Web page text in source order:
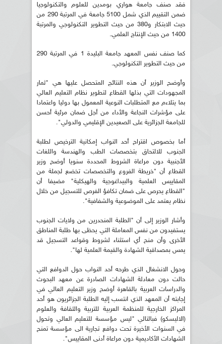
فقد صنف جامعة هواري بومدين للعلوم والتكنولوجيا
ضمن التقييم الذي شمل 5100 جامعة في المرتبة 290 من
حيث الابتكار و380 من حيث التطوير التكنولوجي والمرتبة
1400 من حيث الإنتاج العلمي.
كما صنف نفس المعهد جامعة البليدة 1 في المرتبة 290
من حيث التطوير التكنولوجي.
وأوضح الوزير أن هذه النتائج المتحصل عليها هي "ثمار
المجهودات التي بذلها القطاع لتطوير نظام التعليم العالي
بما يتلاءم مع المتطلبات النوعية المعمول بها دوليا واعتمادا
على مؤشرات النجاعة والأداء من أجل ضمان مرئية أحسن
للجامعة الجزائرية على الصعيدين الإقليمي والدولي".
أما بخصوص اقتراح أحد النواب إمكانية الترخيص لطلبة
الجنوب للالتحاق بتخصصات الطب والهندسة واللغات
الأجنبية دون مراعاة الشروط المحددة سنويا أوضح وزير
القطاع أن "خريطة الفروع والتخصصات تخضع لجملة من
المقاييس العلمية والبيداغوجية والهيكلية" مضيفا أن
"القطاع يحرص على ضمان تكافؤ الفرص للتسجيل من خلال
نظام يعتمد على الموضوعية والشفافية".
وأشار الوزير إلى أن "الطلبة المنحدرين من ولايات الجنوب
يستفيدون من نفس المعاملة التي يحظى بها طلبة المناطق
الأخرى وأن منح أي استثناء لشروط وقواعد التسجيل قد
يمس بمصداقية الشهادة والقيمة العلمية لها".
وحول الانشغال الذي طرحه أحد النواب حول الدوافع التي
حالت دون معادلة الشهادات الصادرة عن معهد البحوث
والدراسات العربية بالقاهرة أوضح وزير التعليم العالي في
إجابته أن المعهد الذي انتسب إليه الطلبة الجزائريون هو أحد
المراكز الخارجية للمنظمة العربية للتربية والثقافة والعلوم
(الاليسكو) فبالتالي "ليس مؤسسة للتعليم العالي وتحول
في السنوات الأخيرة تحت دوافع تجارية الى مؤسسة تمنح
الشهادات الأكاديمية دون مراعاة أدنى المقاييس".